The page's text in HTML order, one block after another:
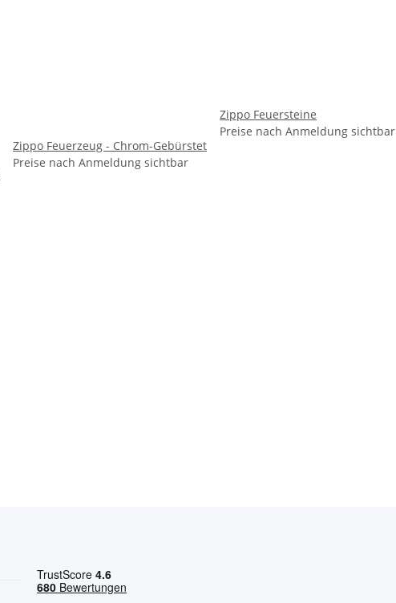
Zippo Feuerzeug - Chrom-Gebürstet
Preise nach Anmeldung sichtbar
Zippo Feuersteine
Preise nach Anmeldung sichtbar